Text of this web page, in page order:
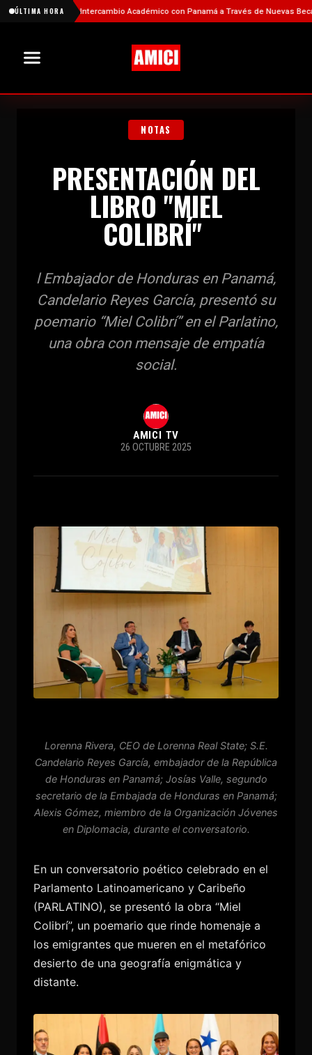
ÚLTIMA HORA
el Intercambio Académico con Panamá a Través de Nuevas Becas
NOTAS
PRESENTACIÓN DEL
LIBRO "MIEL
COLIBRÍ"
l Embajador de Honduras en Panamá,
Candelario Reyes García, presentó su
poemario “Miel Colibrí” en el Parlatino,
una obra con mensaje de empatía
social.
AMICI TV
26 OCTUBRE 2025
Lorenna Rivera, CEO de Lorenna Real State; S.E.
Candelario Reyes García, embajador de la República
de Honduras en Panamá; Josías Valle, segundo
secretario de la Embajada de Honduras en Panamá;
Alexis Gómez, miembro de la Organización Jóvenes
en Diplomacia, durante el conversatorio.
En un conversatorio poético celebrado en el
Parlamento Latinoamericano y Caribeño
(PARLATINO), se presentó la obra “Miel
Colibrí”, un poemario que rinde homenaje a
los emigrantes que mueren en el metafórico
desierto de una geografía enigmática y
distante.